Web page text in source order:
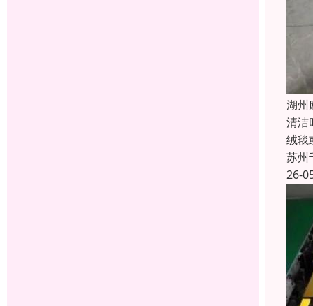
湖州
清洁
绒毯
苏州
26-